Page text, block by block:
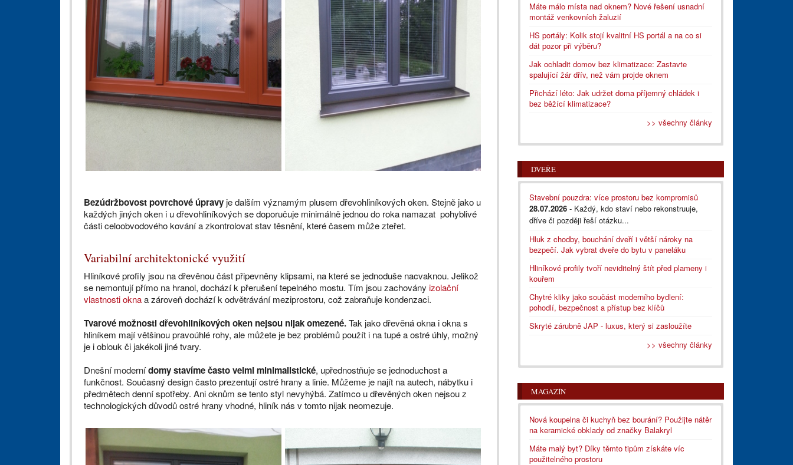
Bezúdržbovost povrchové úpravy je dalším významým plusem dřevohliníkových oken. Stejně jako u
každých jiných oken i u dřevohliníkových se doporučuje minimálně jednou do roka namazat pohyblivé
části celoobvodového kování a zkontrolovat stav těsnění, které časem může zteřet.
Variabilní architektonické využití
Hliníkové profily jsou na dřevěnou část připevněny klipsami, na které se jednoduše nacvaknou. Jelikož
se nemontují přímo na hranol, dochází k přerušení tepelného mostu. Tím jsou zachovány izolační
vlastnosti oknaa zároveň dochází k odvětrávání meziprostoru, což zabraňuje kondenzaci.
Tvarové možnosti dřevohliníkových oken nejsou nijak omezené.Tak jako dřevěná okna i okna s
hliníkem mají většinou pravoúhlé rohy, ale můžete je bez problémů použít i na tupé a ostré úhly, možný
je i oblouk či jakékoli jiné tvary.
Dnešní modernídomy stavíme často velmi minimalistické, upřednostňuje se jednoduchost a
funkčnost. Současný design často prezentují ostré hrany a linie. Můžeme je najít na autech, nábytku i
předmětech denní spotřeby. Ani oknům se tento styl nevyhýbá. Zatímco u dřevěných oken nejsou z
technologických důvodů ostré hrany vhodné, hliník nás v tomto nijak neomezuje.
Máte málo místa nad oknem? Nové řešení usnadní
montáž venkovních žaluzií
HS portály: Kolik stojí kvalitní HS portál a na co si
dát pozor při výběru?
Jak ochladit domov bez klimatizace: Zastavte
spalující žár dřív, než vám projde oknem
Přichází léto: Jak udržet doma příjemný chládek i
bez běžící klimatizace?
>> všechny články
DVEŘE
Stavební pouzdra: více prostoru bez kompromisů
28.07.2026 - Každý, kdo staví nebo rekonstruuje,
dříve či později řeší otázku...
Hluk z chodby, bouchání dveří i větší nároky na
bezpečí. Jak vybrat dveře do bytu v paneláku
Hliníkové profily tvoří neviditelný štít před plameny i
kouřem
Chytré kliky jako součást moderního bydlení:
pohodlí, bezpečnost a přístup bez klíčů
Skryté zárubně JAP - luxus, který si zasloužíte
>> všechny články
MAGAZÍN
Nová koupelna či kuchyň bez bourání? Použijte nátěr
na keramické obklady od značky Balakryl
Máte malý byt? Díky těmto tipům získáte víc
použitelného prostoru